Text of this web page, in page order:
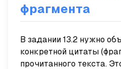
фрагмента
В задании 13.2 нужно
конкретной цитаты
прочитанного текста.